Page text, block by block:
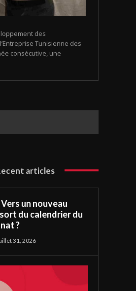
des
Tunisienne des
consécutive, une
articles
un nouveau
du calendrier du
?
31, 2026